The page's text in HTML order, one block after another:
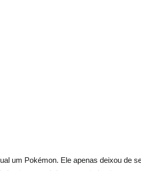
um Pokémon. Ele apenas deixou de